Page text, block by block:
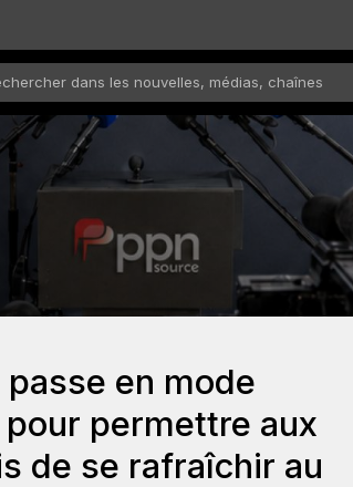
en mode
permettre aux
de se rafraîchir au